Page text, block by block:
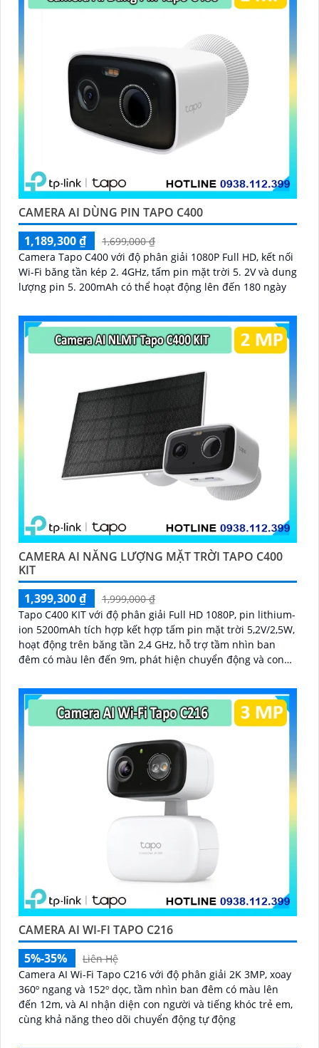
CAMERA AI DÙNG PIN TAPO C400
1,189,300 ₫
1,699,000 ₫
Camera Tapo C400 với độ phân giải 1080P Full HD, kết nối
Wi-Fi băng tần kép 2. 4GHz, tấm pin mặt trời 5. 2V và dung
lượng pin 5. 200mAh có thể hoạt động lên đến 180 ngày
CAMERA AI NĂNG LƯỢNG MẶT TRỜI TAPO C400
KIT
1,399,300 ₫
1,999,000 ₫
Tapo C400 KIT với độ phân giải Full HD 1080P, pin lithium-
ion 5200mAh tích hợp kết hợp tấm pin mặt trời 5,2V/2,5W,
hoạt động trên băng tần 2,4 GHz, hỗ trợ tầm nhìn ban
đêm có màu lên đến 9m, phát hiện chuyển động và con
lên đến 512GB
CAMERA AI WI-FI TAPO C216
5%-35%
Liên Hệ
Camera AI Wi-Fi Tapo C216 với độ phân giải 2K 3MP, xoay
360º ngang và 152º dọc, tầm nhìn ban đêm có màu lên
đến 12m, và AI nhận diện con người và tiếng khóc trẻ em,
cùng khả năng theo dõi chuyển động tự động